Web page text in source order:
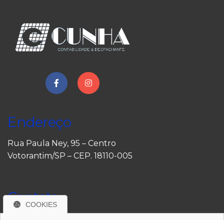
Endereço
Rua Paula Ney, 95 – Centro
Votorantim/SP – CEP. 18110-005
Contato
COOKIES